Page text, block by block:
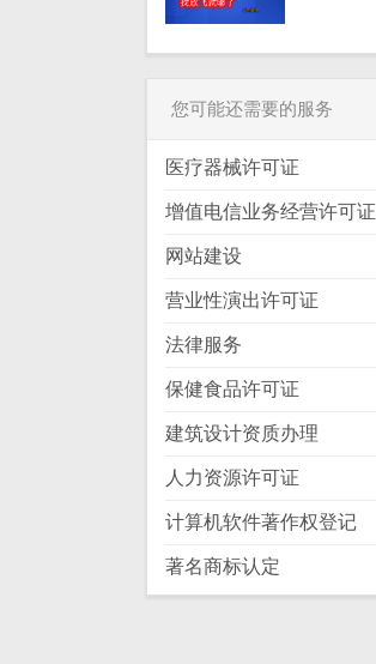
您可能还需要的服务
医疗器械许可证
增值电信业务经营许可证
网站建设
营业性演出许可证
法律服务
保健食品许可证
建筑设计资质办理
人力资源许可证
计算机软件著作权登记
著名商标认定